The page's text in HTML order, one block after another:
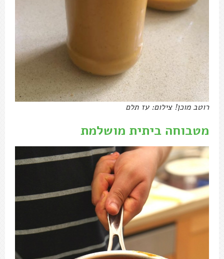
רוטב מוכן! צילום: עז תלם
מטבוחה ביתית מושלמת